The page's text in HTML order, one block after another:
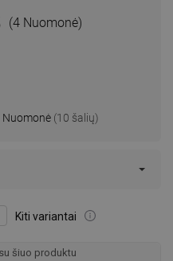
(4 Nuomonė)
(10 šalių)
Kiti variantai
šiuo produktu